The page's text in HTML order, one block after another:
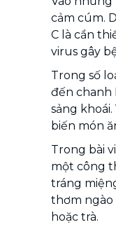
cảm cúm.
C là cần
virus gây
Trong số
đến chanh
sảng
biến món
Trong bài
một công
tráng
thơm
hoặc trà.